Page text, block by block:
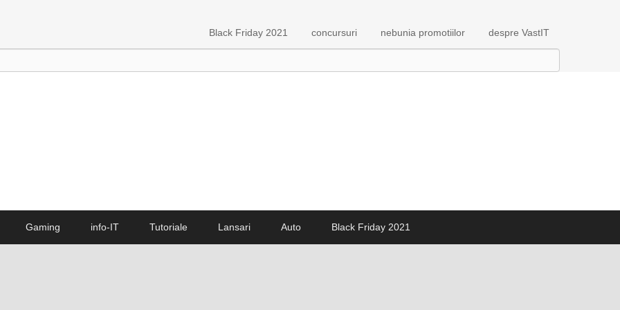
Black Friday 2021 concursuri nebunia promotiilor despre VastIT
Gaming info-IT Tutoriale Lansari Auto Black Friday 2021